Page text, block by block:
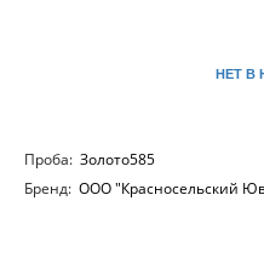
НЕТ В
Проба: Золото585
Бренд: ООО "Красносельский